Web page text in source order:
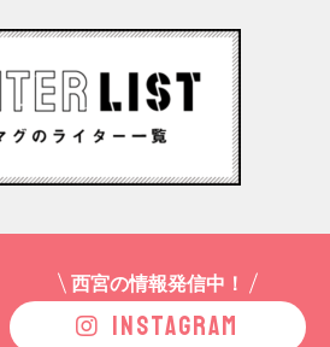
西宮の情報発信中！
INSTAGRAM